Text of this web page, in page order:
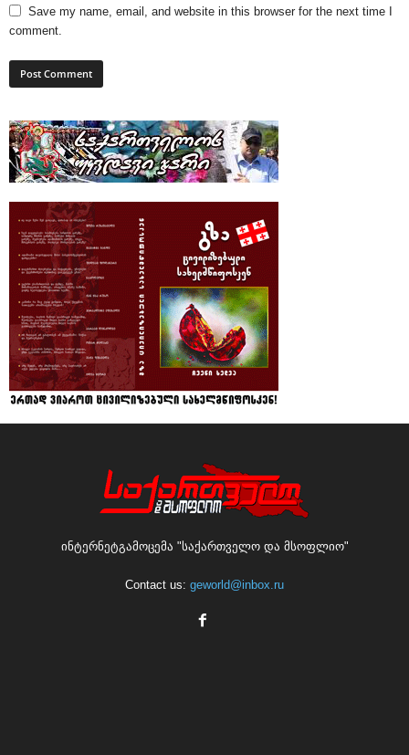
Save my name, email, and website in this browser for the next time I
comment.
ინტერნეტგამოცემა "საქართველო და მსოფლიო"
Contact us: geworld@inbox.ru